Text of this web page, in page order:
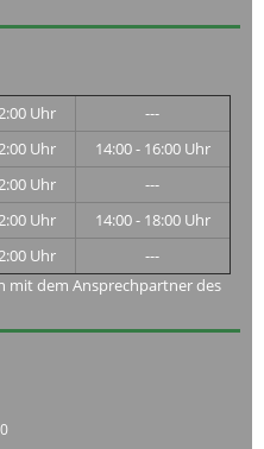
Uhr
---
Uhr
14:00 - 16:00 Uhr
Uhr
---
Uhr
14:00 - 18:00 Uhr
Uhr
---
mit dem Ansprechpartner des